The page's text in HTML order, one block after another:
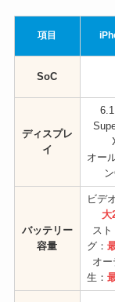
項目
SoC
ディスプレ
イ
オー
バッテリー
容量
ビデ
大
スト
グ：
オ
生：